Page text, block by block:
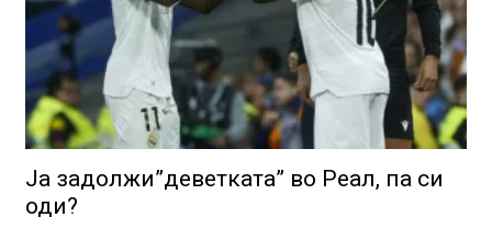
Ја задолжи”деветката” во Реал, па си
оди?